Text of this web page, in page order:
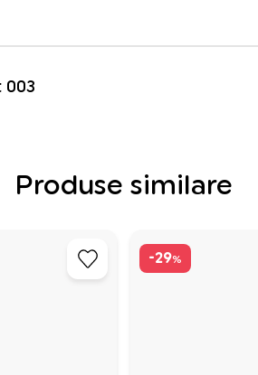
003
Produse similare
-29%